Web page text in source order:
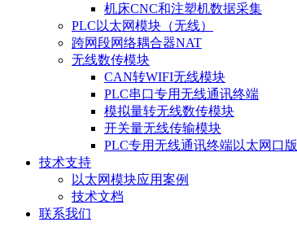
机床CNC和注塑机数据采集
PLC以太网模块（无线）
跨网段网络耦合器NAT
无线数传模块
CAN转WIFI无线模块
PLC串口专用无线通讯终端
模拟量转无线数传模块
开关量无线传输模块
PLC专用无线通讯终端以太网口版
技术支持
以太网模块应用案例
技术文档
联系我们